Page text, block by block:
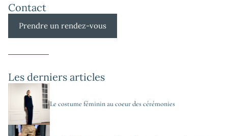
Contact
Prendre un rendez-vous
Les derniers articles
Le costume féminin au coeur des cérémonies